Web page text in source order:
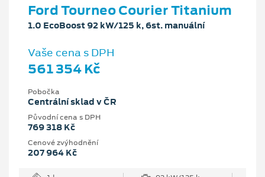
Ford Tourneo Courier Titanium
1.0 EcoBoost 92 kW/125 k, 6st. manuální
Vaše cena s DPH
561 354 Kč
Pobočka
Centrální sklad v ČR
Původní cena s DPH
769 318 Kč
Cenové zvýhodnění
207 964 Kč